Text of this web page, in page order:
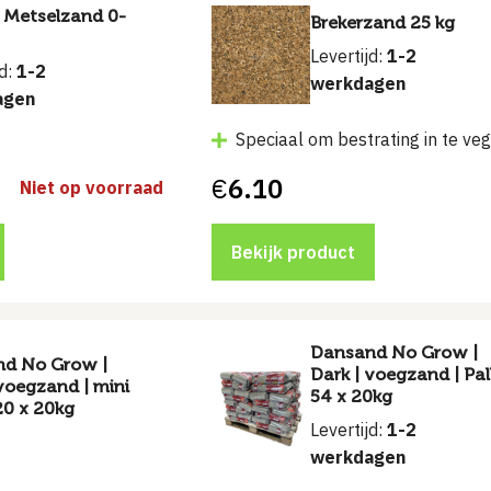
Metselzand 0-
1-2
Niet op voorraad
Brekerzand 25 kg
Levertijd: 1-2
werkdagen
Speciaal om bestrating in te
€6.10
Bekijk product
No Grow |
| mini
x 20kg
Dansand No Grow |
Dark | voegzand |
54 x 20kg
Levertijd: 1-2
werkdagen